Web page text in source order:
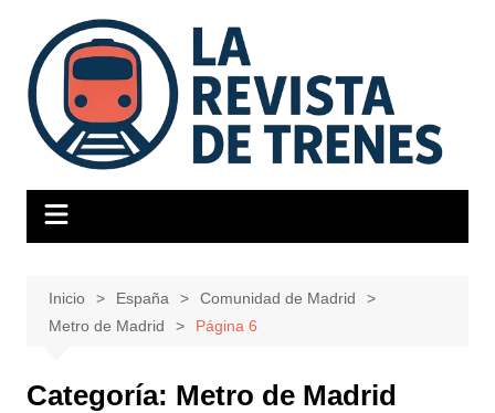
contenido
Inicio España
Comunidad de Madrid
Metro de Madrid
Página 6
Categoría: Metro de Madrid